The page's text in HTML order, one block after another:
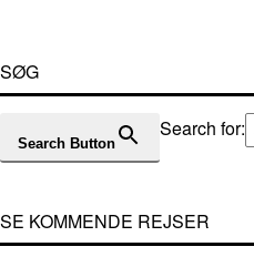
SØG
Search for:
Search Button
SE KOMMENDE REJSER